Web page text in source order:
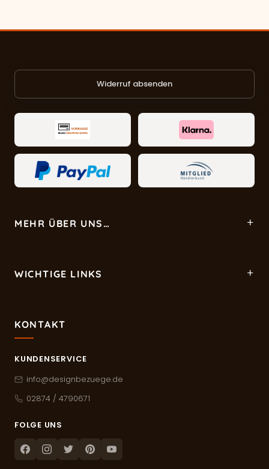
Widerruf absenden
MEHR ÜBER UNS…
WICHTIGE LINKS
KONTAKT
KUNDENSERVICE
info@designbezuege.de
02874 / 4790671
FOLGE UNS
FacebookInstagram
TwitterPinterestYoutube